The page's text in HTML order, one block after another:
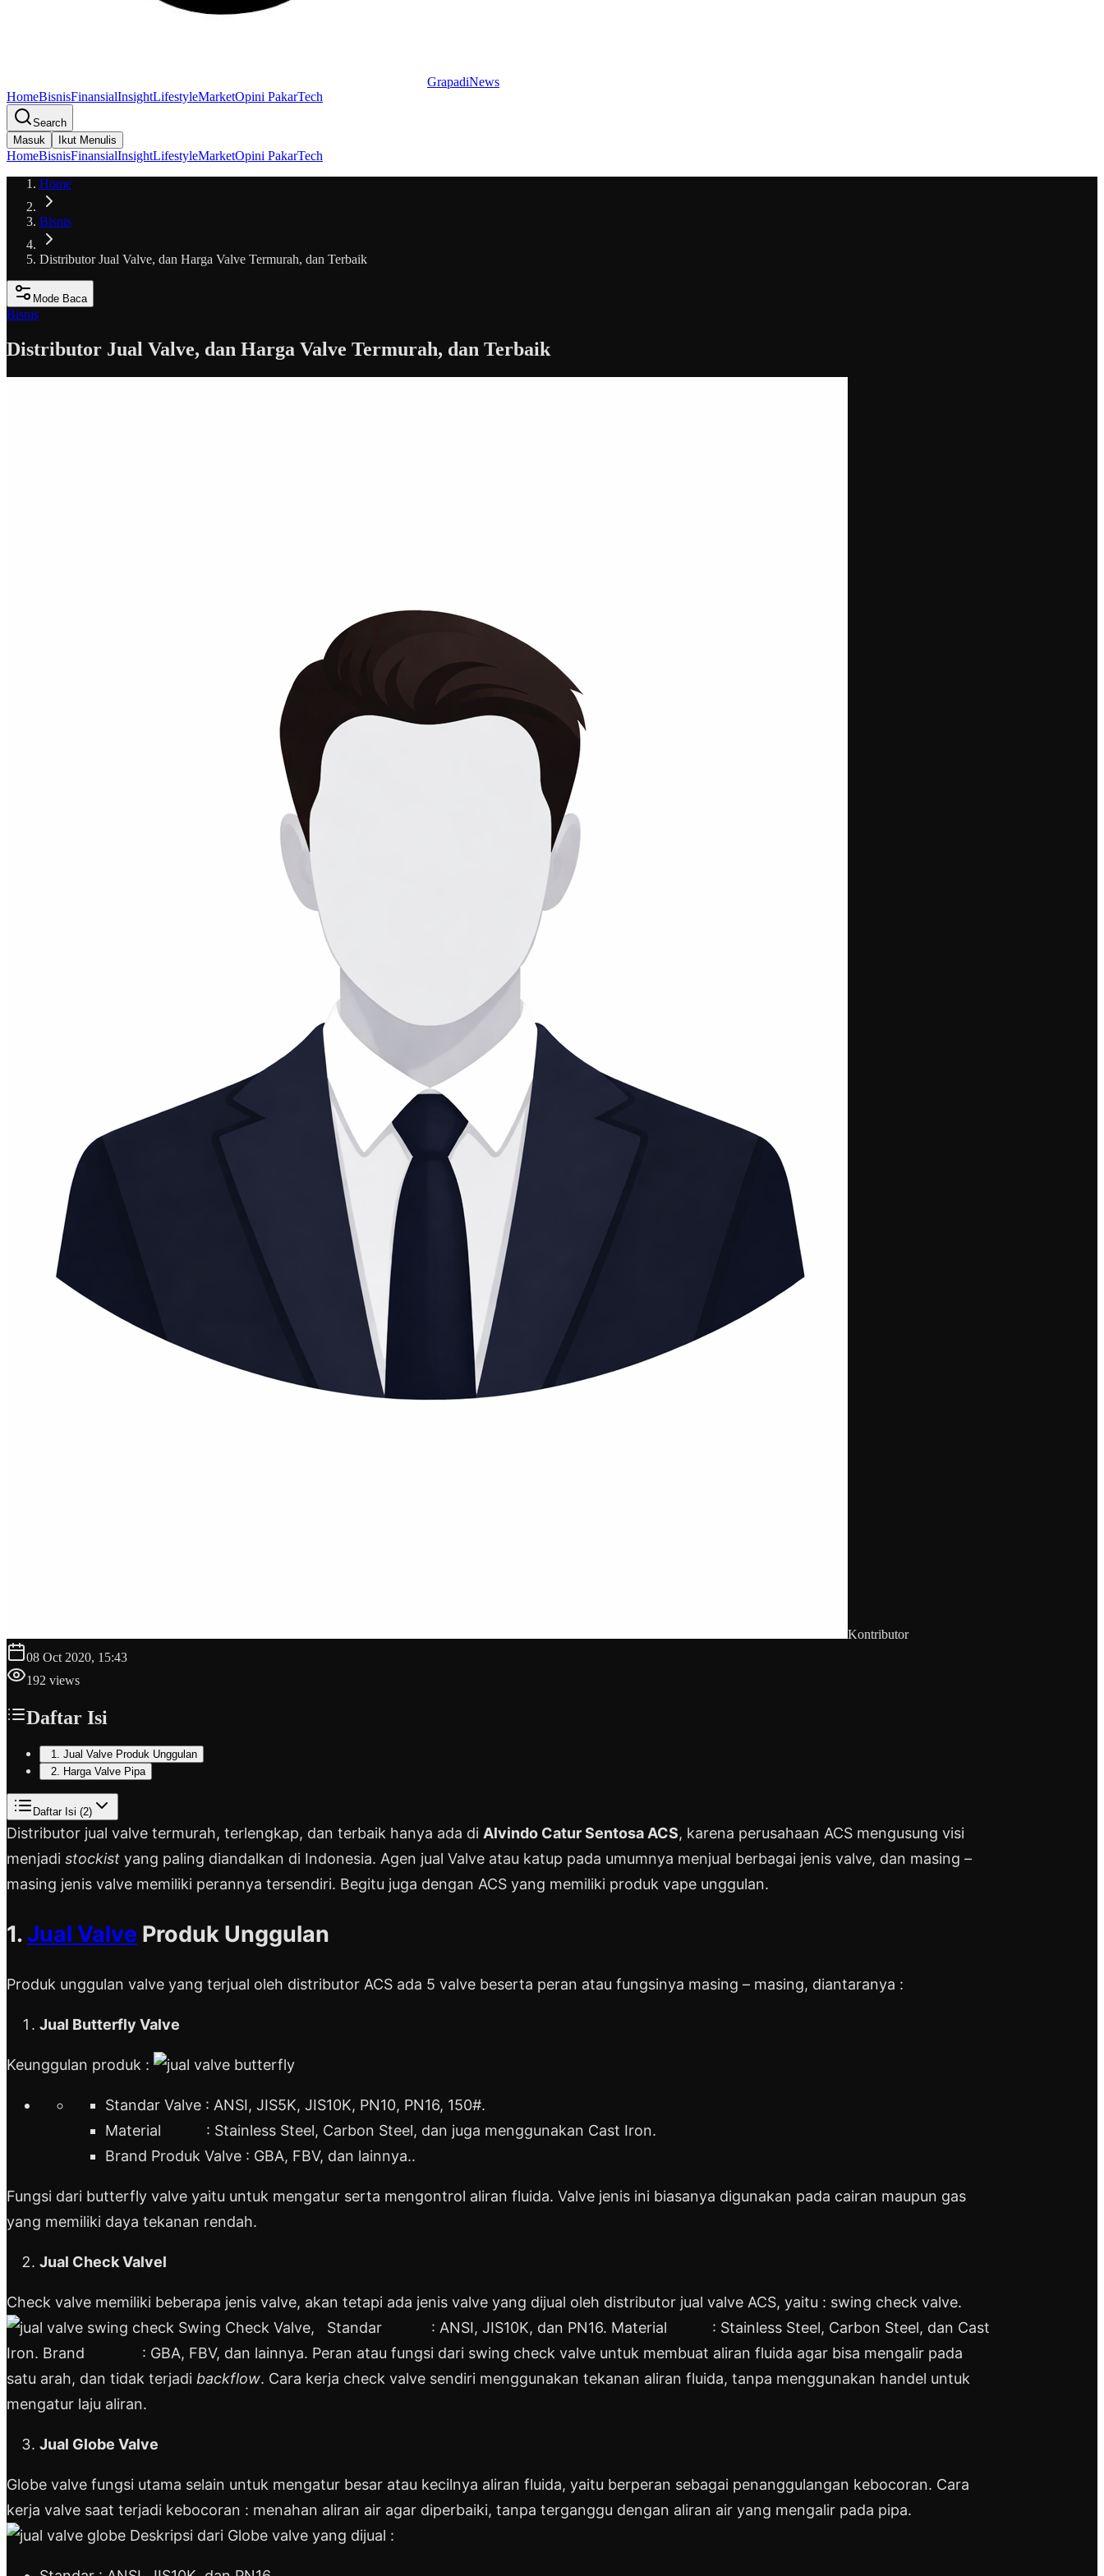
GrapadiNews
HomeBisnisFinansialInsightLifestyleMarketOpini PakarTech
Search
Masuk
Ikut Menulis
HomeBisnisFinansialInsightLifestyleMarketOpini PakarTech
Home
Bisnis
Distributor Jual Valve, dan Harga Valve Termurah, dan Terbaik
Mode Baca
Bisnis
Distributor Jual Valve, dan Harga Valve Termurah, dan Terbaik
Kontributor
08 Oct 2020, 15:43
192 views
Daftar Isi
1. Jual Valve Produk Unggulan
2. Harga Valve Pipa
Daftar Isi (2)
Distributor jual valve termurah, terlengkap, dan terbaik hanya ada di Alvindo Catur Sentosa ACS, karena perusahaan ACS mengusung visi
menjadi stockist yang paling diandalkan di Indonesia. Agen jual Valve atau katup pada umumnya menjual berbagai jenis valve, dan masing –
masing jenis valve memiliki perannya tersendiri. Begitu juga dengan ACS yang memiliki produk vape unggulan.
1.Jual Valve Produk Unggulan
Produk unggulan valve yang terjual oleh distributor ACS ada 5 valve beserta peran atau fungsinya masing – masing, diantaranya :
Jual Butterfly Valve
Keunggulan produk :
Standar Valve : ANSI, JIS5K, JIS10K, PN10, PN16, 150#.
Material : Stainless Steel, Carbon Steel, dan juga menggunakan Cast Iron.
Brand Produk Valve : GBA, FBV, dan lainnya..
Fungsi dari butterfly valve yaitu untuk mengatur serta mengontrol aliran fluida. Valve jenis ini biasanya digunakan pada cairan maupun gas
yang memiliki daya tekanan rendah.
Jual Check Valvel
Check valve memiliki beberapa jenis valve, akan tetapi ada jenis valve yang dijual oleh distributor jual valve ACS, yaitu : swing check valve.
Swing Check Valve, Standar : ANSI, JIS10K, dan PN16. Material : Stainless Steel, Carbon Steel, dan Cast
Iron. Brand : GBA, FBV, dan lainnya. Peran atau fungsi dari swing check valve untuk membuat aliran fluida agar bisa mengalir pada
satu arah, dan tidak terjadi backflow. Cara kerja check valve sendiri menggunakan tekanan aliran fluida, tanpa menggunakan handel untuk
mengatur laju aliran.
Jual Globe Valve
Globe valve fungsi utama selain untuk mengatur besar atau kecilnya aliran fluida, yaitu berperan sebagai penanggulangan kebocoran. Cara
kerja valve saat terjadi kebocoran : menahan aliran air agar diperbaiki, tanpa terganggu dengan aliran air yang mengalir pada pipa.
Deskripsi dari Globe valve yang dijual :